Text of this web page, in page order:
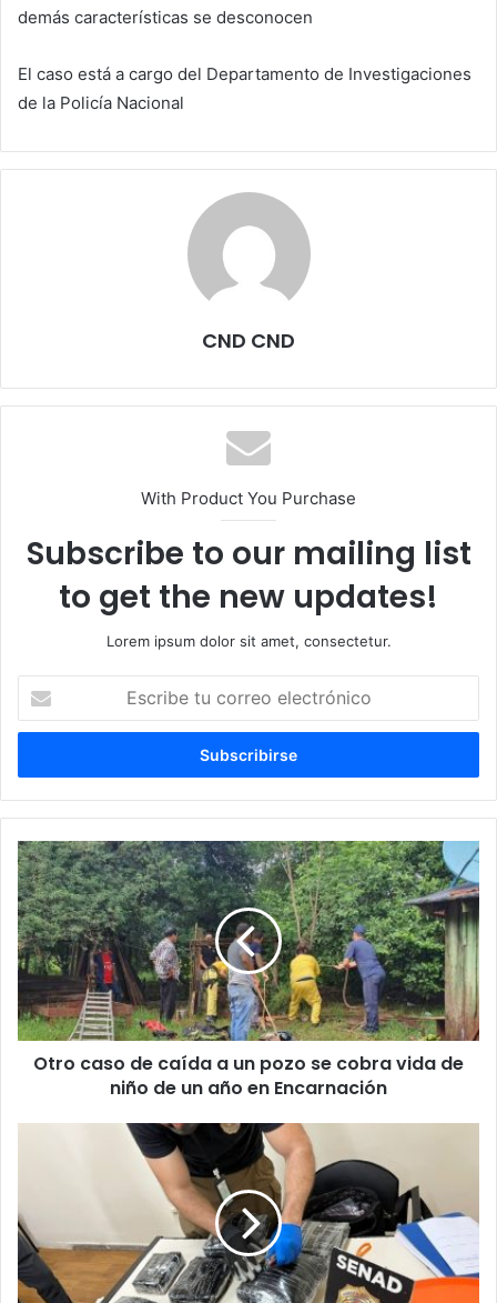
demás características se desconocen
El caso está a cargo del Departamento de Investigaciones
de la Policía Nacional
CND CND
With Product You Purchase
Subscribe to our mailing list
to get the new updates!
Lorem ipsum dolor sit amet, consectetur.
correo
Otro caso de caída a un pozo se cobra vida de
niño de un año en Encarnación